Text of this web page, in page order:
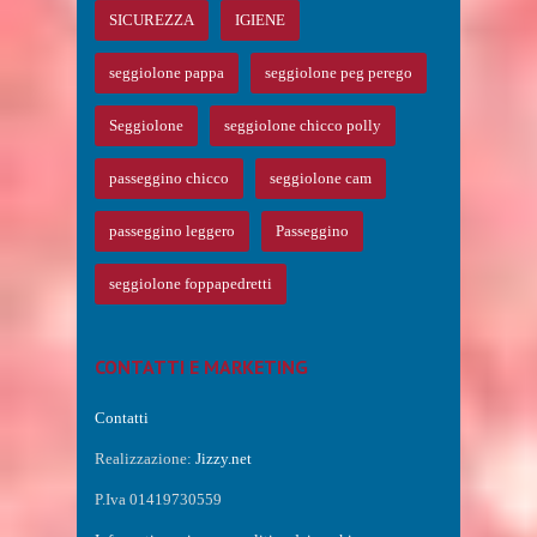
SICUREZZA IGIENE
seggiolone pappa seggiolone peg perego
Seggiolone seggiolone chicco polly
passeggino chicco seggiolone cam
passeggino leggero Passeggino
seggiolone foppapedretti
CONTATTI E MARKETING
Contatti
Realizzazione: Jizzy.net
P.Iva 01419730559